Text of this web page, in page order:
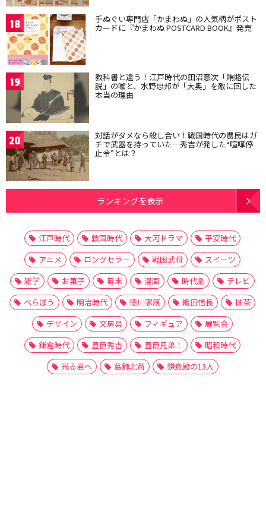
18 手ぬぐい専門店「かまわぬ」の人気柄がポスト
カードに『かまわぬ POSTCARD BOOK』発売
19 教科書と違う！江戸時代の田沼意次「賄賂伝
説」の嘘と、水野忠邦が「大奥」を敵に回した
本当の理由
20 対話がダメなら殺し合い！戦国時代の農民はガ
チで武器を持っていた…秀吉が発した“喧嘩停
止令”とは？
ランキングを表示
江戸時代 戦国時代 大河ドラマ
平安時代
アニメ
ロングセラー 戦国武将
スイーツ
雑学
お菓子 幕末 漫画 時代劇
テレビ
べらぼう
明治時代 徳川家康 織田信長
抹茶
デザイン
文房具 フィギュア
展覧会
鎌倉時代
豊臣秀吉 豊臣兄弟！
昭和時代
光る君へ
葛飾北斎 鎌倉殿の13人